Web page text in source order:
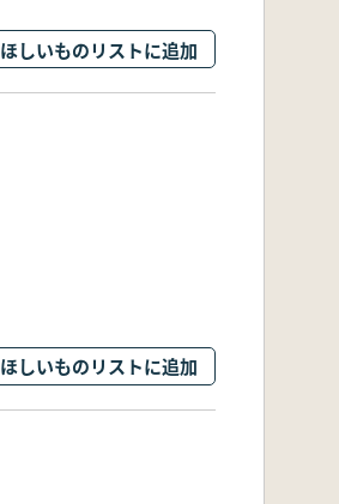
ほしいものリストに追加
ほしいものリストに追加